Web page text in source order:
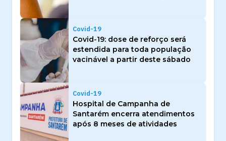
Covid-19
Covid-19: dose de reforço será
estendida para toda população
vacinável a partir deste sábado
Covid-19
Hospital de Campanha de
Santarém encerra atendimentos
após 8 meses de atividades